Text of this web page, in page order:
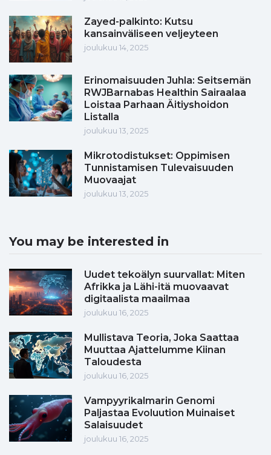
Zayed-palkinto: Kutsu
kansainväliseen veljeyteen
joulukuu 14, 2025
Erinomaisuuden Juhla: Seitsemän
RWJBarnabas Healthin Sairaalaa
Loistaa Parhaan Äitiyshoidon
Listalla
joulukuu 13, 2025
Mikrotodistukset: Oppimisen
Tunnistamisen Tulevaisuuden
Muovaajat
joulukuu 13, 2025
You may be interested in
Uudet tekoälyn suurvallat: Miten
Afrikka ja Lähi-itä muovaavat
digitaalista maailmaa
joulukuu 16, 2025
Mullistava Teoria, Joka Saattaa
Muuttaa Ajattelumme Kiinan
Taloudesta
joulukuu 16, 2025
Vampyyrikalmarin Genomi
Paljastaa Evoluution Muinaiset
Salaisuudet
joulukuu 16, 2025